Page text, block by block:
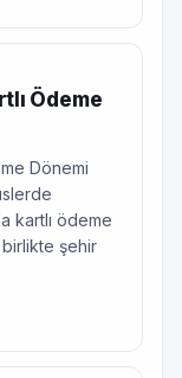
Ödeme
Dönemi
kartlı ödeme
şehir